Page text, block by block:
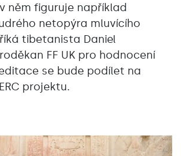
něm figuruje například
netopýra mluvícího
tibetanista Daniel
FF UK pro hodnocení
se bude podílet na
projektu.